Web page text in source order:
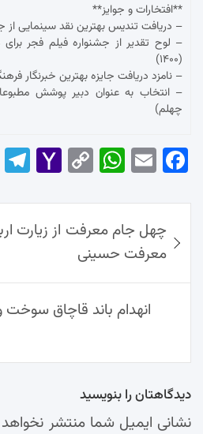
**افتخارات و جوایز**
– دریافت تندیس بهترین نقد سینمایی از
– لوح تقدیر از جشنواره فیلم فجر
(۱۴۰۰)
– نامزد دریافت جایزه بهترین خبرنگار فرهنگی
– انتخاب به عنوان دبیر پوشش
چهلم)
Fac
ok
Em
Wh
Ap
p
Co
Lin
k
Yah
Mai
l
راهبری
نوشته‌ها
چهل جام معرفت از زیارت
معرفت حسینی
دیدگاهتان را بنویسید
نشانی ایمیل شما منتشر